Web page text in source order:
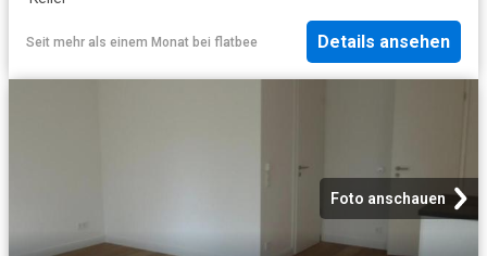
Seit mehr als einem Monat bei flatbee Details ansehen
Foto anschauen